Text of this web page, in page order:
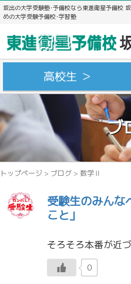
坂出の大学受験塾･予備校なら東進衛星予備校
めの大学受験予備校･学習塾
高校生 ＞
ブ
トップページ > ブログ > 数学Ⅱ
受験生のみん
こと」
0